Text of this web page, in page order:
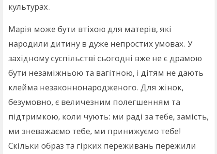
культурах.
Марія може бути втіхою для матерів, які
народили дитину в дуже непростих умовах. У
західному суспільстві сьогодні вже не є драмою
бути незаміжньою та вагітною, і дітям не дають
клейма незаконнонародженого. Для жінок,
безумовно, є величезним полегшенням та
підтримкою, коли чують: ми раді за тебе, замість,
ми зневажаємо тебе, ми принижуємо тебе!
Скільки образ та гірких переживань пережили